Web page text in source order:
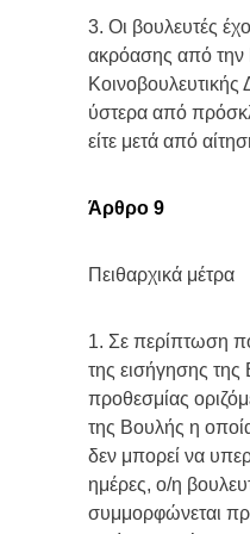
3. Οι βουλευτές
ακρόασης από την
Κοινοβουλευτικής
ύστερα από
είτε μετά από
Άρθρο 9
Πειθαρχικά μέτρα
1. Σε περίπτωση
της εισήγησης της
προθεσμίας
της Βουλής η
δεν μπορεί να
ημέρες, ο/η
συμμορφώνεται